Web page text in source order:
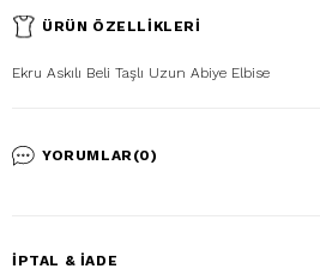
ÜRÜN ÖZELLIKLERI
Ekru Askılı Beli Taşlı Uzun Abiye Elbise
YORUMLAR(0)
İPTAL & İADE